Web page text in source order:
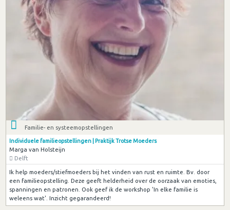
Familie- en systeemopstellingen
Individuele familieopstellingen | Praktijk Trotse Moeders
Marga van Holsteijn
Delft
Ik help moeders/stiefmoeders bij het vinden van rust en ruimte. Bv. door
een familieopstelling. Deze geeft helderheid over de oorzaak van emoties,
spanningen en patronen. Ook geef ik de workshop 'In elke familie is
weleens wat'. Inzicht gegarandeerd!